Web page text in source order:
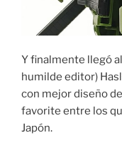
Y finalmente llegó
humilde editor)
con mejor diseño
favorite entre los
Japón.